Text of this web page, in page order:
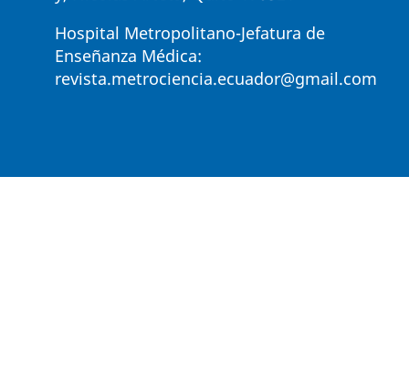
Hospital Metropolitano-Jefatura de
Enseñanza Médica:
revista.metrociencia.ecuador@gmail.com